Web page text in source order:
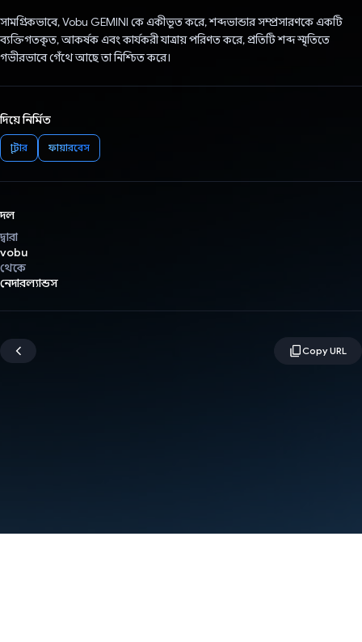
সামগ্রিকভাবে, Vobu GEMINI কে একীভূত করে, শব্দভান্ডার সম্প্রসারণকে একটি
ব্যক্তিগতকৃত, আকর্ষক এবং কার্যকরী যাত্রায় পরিণত করে, প্রতিটি শব্দ স্মৃতিতে
গভীরভাবে গেঁথে আছে তা নিশ্চিত করে।
দিয়ে নির্মিত
ফ্লাটার ফায়ারবেস
দল
দ্বারা
vobu
থেকে
নেদারল্যান্ডস